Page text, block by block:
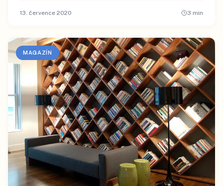
13. července 2020 3 min
MAGAZÍN